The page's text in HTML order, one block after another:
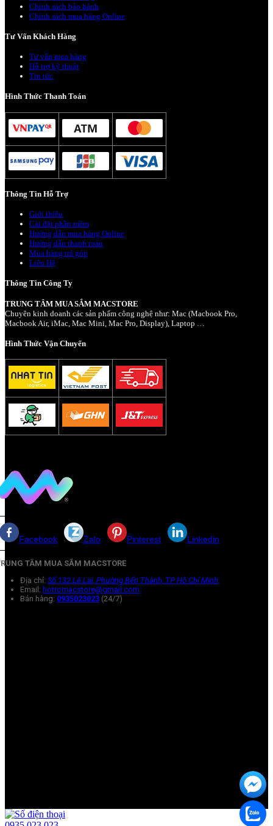
Chính sách bảo hành
Chính sách mua hàng Online
Tư Vấn Khách Hàng
Tư vấn mua hàng
Hỗ trợ kỹ thuật
Tin tức
Hình Thức Thanh Toán
Thông Tin Hỗ Trợ
Giới thiệu
Cài đặt phần mềm
Hướng dẫn mua hàng Online
Hướng dẫn thanh toán
Mua hàng trả góp
Liên Hệ
Thông Tin Công Ty
TRUNG TÂM MUA SẮM MACSTORE
Chuyên kinh doanh các sản phẩm công nghệ như: Mac (Macbook Pro,
Macbook Air, iMac, Mac Mini, Mac Pro, Display), Laptop …
Hình Thức Vận Chuyển
Facebook Zalo Pinterest Linkedin
TÂM MUA SẮM MACSTORE
Địa chỉ: Số 132 Lê Lai, Phường Bến Thành, TP Hồ Chí Minh
Email: hotromacstore@gmail.com
Bán hàng: 0935023023 (24/7)